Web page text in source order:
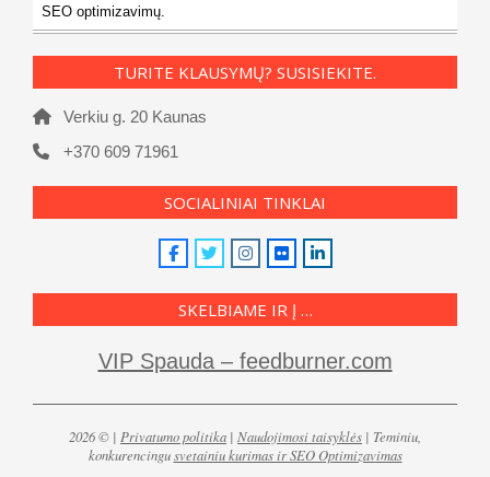
SEO optimizavimų.
TURITE KLAUSYMŲ? SUSISIEKITE.
Verkiu g. 20 Kaunas
+370 609 71961
SOCIALINIAI TINKLAI
SKELBIAME IR Į …
VIP Spauda – feedburner.com
2026 © | Privatumo politika | Naudojimosi taisyklės | Teminiu,
konkurencingusvetainiu kurimas ir SEO Optimizavimas